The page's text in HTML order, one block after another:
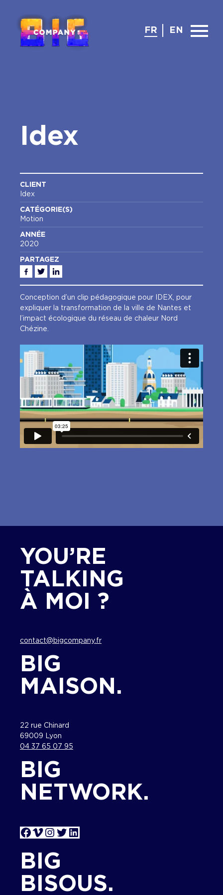
FR EN
Idex
CLIENT
Idex
CATÉGORIE(S)
Motion
ANNÉE
2020
PARTAGEZ
Facebook
Conception d’un clip pédagogique pour IDEX, pour
expliquer la transformation de la ville de Nantes et
l’impact écologique du réseau de chaleur Nord
Chézine.
YOU’RE
TALKING
À MOI ?
contact@bigcompany.fr
BIG
MAISON.
22 rue Chinard
69009 Lyon
04 37 65 07 95
BIG
NETWORK.
Facebook Vimeo Instagram Twitter LinkedIn
BIG
BISOUS.